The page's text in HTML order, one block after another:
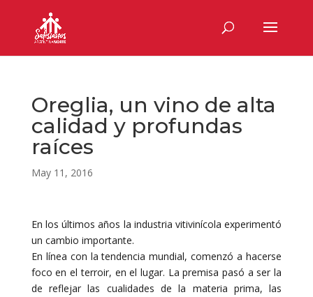
Oreglia, un vino de alta
calidad y profundas
raíces
May 11, 2016
En los últimos años la industria vitivinícola experimentó
un cambio importante.
En línea con la tendencia mundial, comenzó a hacerse
foco en el terroir, en el lugar. La premisa pasó a ser la
de reflejar las cualidades de la materia prima, las